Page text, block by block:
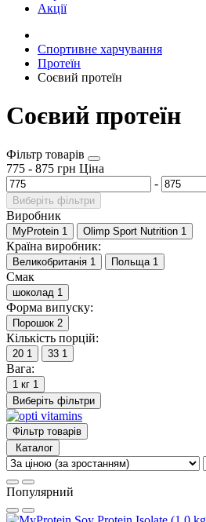
Акції
Спортивне харчування
Протеїн
Соєвий протеїн
Соєвий протеїн
Фільтр товарів
775 - 875 грн Ціна
-
Виберіть фільтри
Виробник
MyProtein 1 Olimp Sport Nutrition 1
Країна виробник:
Великобританія 1 Польща 1
Смак
шоколад 1
Форма випуску:
Порошок 2
Кількість порцій:
20 1 33 1
Вага:
1 кг 1
Виберіть фільтри
Фільтр товарів
Каталог
Популярний